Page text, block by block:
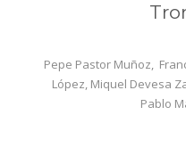
Pepe Pastor Muñoz,
López, Miquel Devesa
Pablo